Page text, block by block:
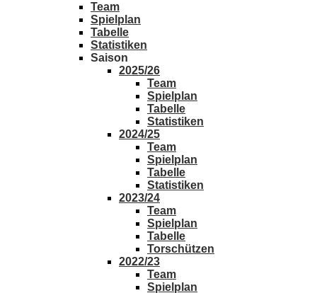
Team
Spielplan
Tabelle
Statistiken
Saison
2025/26
Team
Spielplan
Tabelle
Statistiken
2024/25
Team
Spielplan
Tabelle
Statistiken
2023/24
Team
Spielplan
Tabelle
Torschützen
2022/23
Team
Spielplan